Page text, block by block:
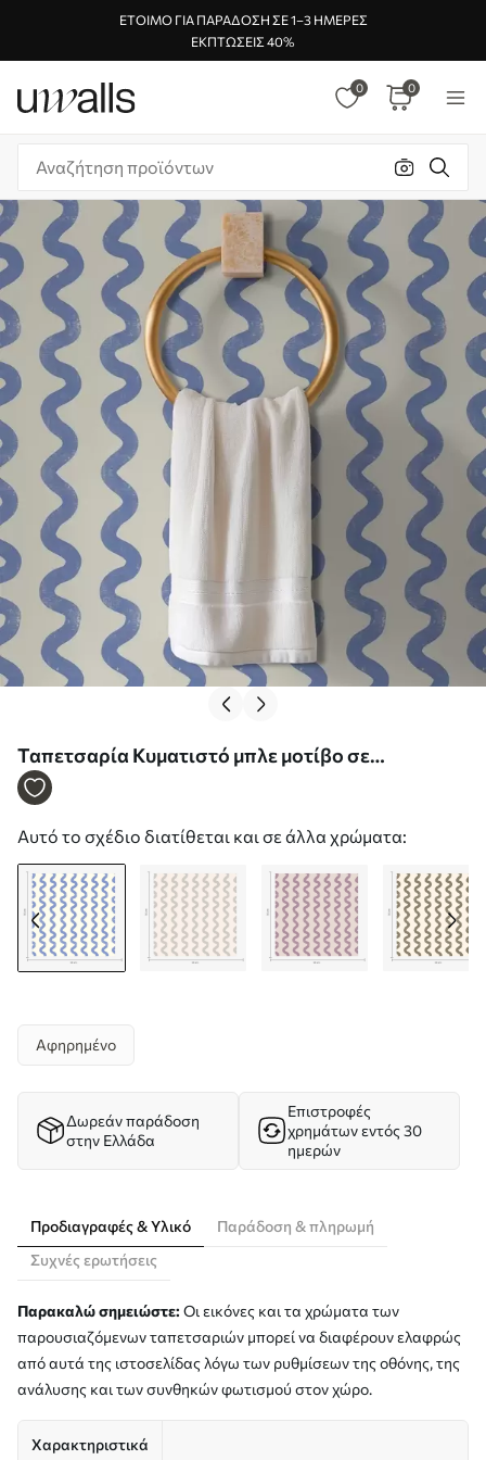
ΈΤΟΙΜΟ ΓΙΑ ΠΑΡΆΔΟΣΗ ΣΕ 1–3 ΗΜΈΡΕΣ
ΕΚΠΤΏΣΕΙΣ 40%
0 0
Ταπετσαρία Κυματιστό μπλε μοτίβο σε
ανοιχτόχρωμο φόντο Nr. a01187v2
Αυτό το σχέδιο διατίθεται και σε άλλα χρώματα:
Αφηρημένο
Δωρεάν παράδοση
στην Ελλάδα
Επιστροφές
χρημάτων εντός 30
ημερών
Προδιαγραφές & Υλικό
Παράδοση & πληρωμή
Συχνές ερωτήσεις
Παρακαλώ σημειώστε: Οι εικόνες και τα χρώματα των
παρουσιαζόμενων ταπετσαριών μπορεί να διαφέρουν ελαφρώς
από αυτά της ιστοσελίδας λόγω των ρυθμίσεων της οθόνης, της
ανάλυσης και των συνθηκών φωτισμού στον χώρο.
Χαρακτηριστικά